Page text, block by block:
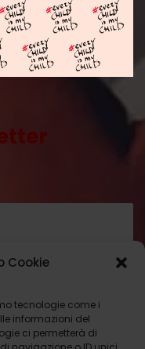
Cookie
tecnologie come i
informazioni del
ci permetterà di